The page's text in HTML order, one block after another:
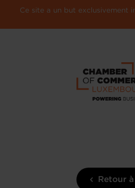
Ce site a un but exclusivement
Retour